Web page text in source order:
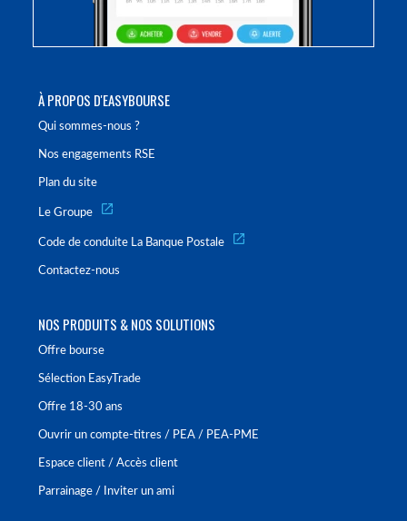
À PROPOS D'EASYBOURSE
Qui sommes-nous ?
Nos engagements RSE
Plan du site
Le Groupe
Code de conduite La Banque Postale
Contactez-nous
NOS PRODUITS & NOS SOLUTIONS
Offre bourse
Sélection EasyTrade
Offre 18-30 ans
Ouvrir un compte-titres / PEA / PEA-PME
Espace client / Accès client
Parrainage / Inviter un ami